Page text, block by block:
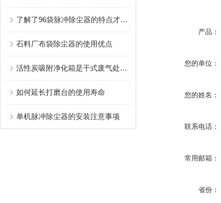
了解了96袋脉冲除尘器的特点才能更好的使用它
石料厂布袋除尘器的使用优点
活性炭吸附净化箱是干式废气处理设备的一种
如何延长打磨台的使用寿命
单机脉冲除尘器的安装注意事项
产品：
您的单位：
您的姓名：
联系电话：
常用邮箱：
省份：